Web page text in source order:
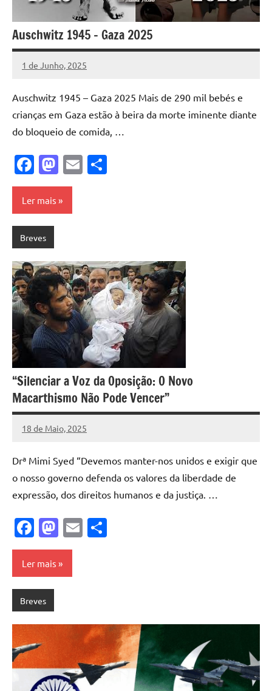
Auschwitz 1945 – Gaza 2025
1 de Junho, 2025
Pedro
Auschwitz 1945 – Gaza 2025 Mais de 290 mil bebés e
crianças em Gaza estão à beira da morte iminente diante
do bloqueio de comida, …
Facebook
Mastodon
Email
Ler mais
Breves
“Silenciar a Voz da Oposição: O Novo
Macarthismo Não Pode Vencer”
18 de Maio, 2025
Pedro
Drª Mimi Syed “Devemos manter-nos unidos e exigir que
o nosso governo defenda os valores da liberdade de
expressão, dos direitos humanos e da justiça. …
Facebook
Mastodon
Email
Ler mais
Breves